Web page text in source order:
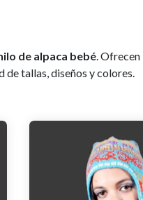
de alpaca bebé. Ofrecen
de tallas, diseños y colores.